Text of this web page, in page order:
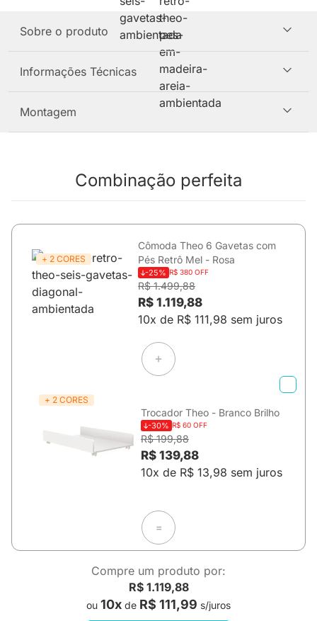
Sobre o produto
Informações Técnicas
Montagem
Combinação perfeita
+ 2 CORES
Cômoda Theo 6 Gavetas com
Pés Retrô Mel - Rosa
-25% R$ 380 OFF
R$ 1.499,88
R$ 1.119,88
10x de R$ 111,98 sem juros
+ 2 CORES
Trocador Theo - Branco Brilho
-30% R$ 60 OFF
R$ 199,88
R$ 139,88
10x de R$ 13,98 sem juros
=
Compre um produto por:
R$ 1.119,88
ou 10x de R$ 111,99 s/juros